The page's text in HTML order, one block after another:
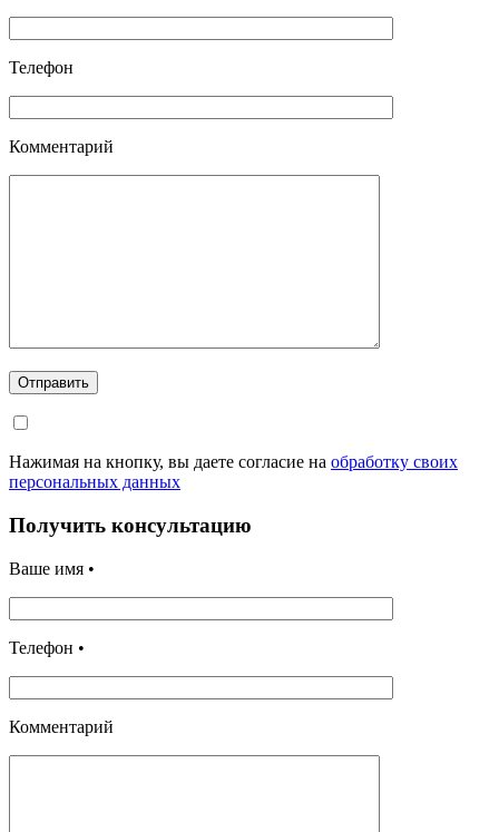
Телефон
Комментарий
Отправить
Нажимая на кнопку, вы даете согласие на обработку своих
персональных данных
Получить консультацию
Ваше имя •
Телефон •
Комментарий